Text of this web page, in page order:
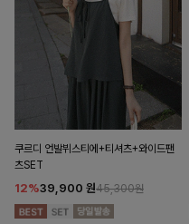
쿠르디 언발뷔스티에+티셔츠+와이드팬
츠SET
12%39,900 원45,300원